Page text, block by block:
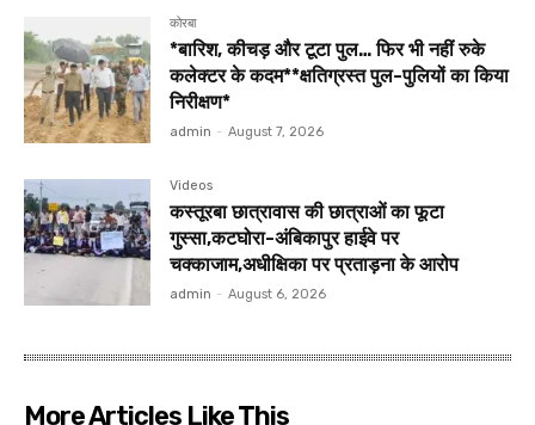
कोरबा
*बारिश, कीचड़ और टूटा पुल… फिर भी नहीं रुके
कलेक्टर के कदम**क्षतिग्रस्त पुल-पुलियों का किया
निरीक्षण*
admin - August 7, 2026
Videos
कस्तूरबा छात्रावास की छात्राओं का फूटा
गुस्सा,कटघोरा-अंबिकापुर हाईवे पर
चक्काजाम,अधीक्षिका पर प्रताड़ना के आरोप
admin - August 6, 2026
More Articles Like This